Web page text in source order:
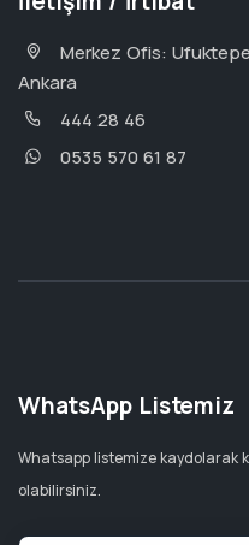
Merkez Ofis:
Ankara
444 28 46
0535 570 61 87
WhatsApp Listemiz
Whatsapp listemize kaydolarak
olabilirsiniz.